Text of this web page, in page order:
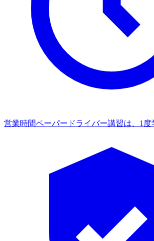
営業時間ペーパードライバー講習は、1